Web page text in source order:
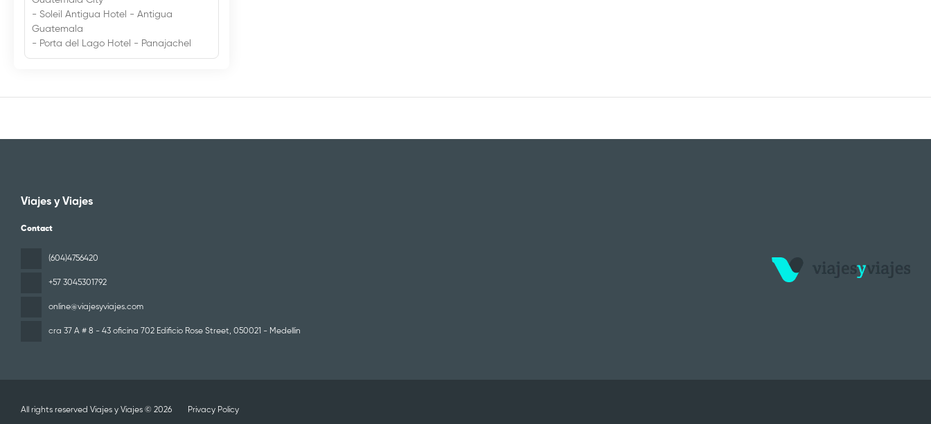
- Soleil Antigua Hotel - Antigua
Guatemala
- Porta del Lago Hotel - Panajachel
Viajes y Viajes
Contact
(604)4756420
+57 3045301792
online@viajesyviajes.com
cra 37 A # 8 - 43 oficina 702 Edificio Rose Street, 050021 - Medellin
All rights reserved Viajes y Viajes © 2026 Privacy Policy